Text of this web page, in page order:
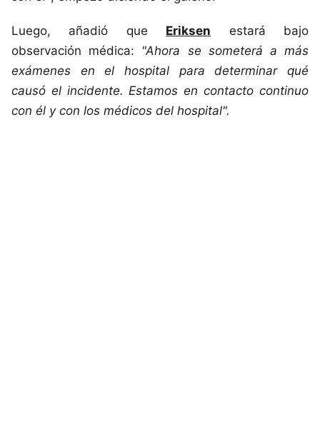
Luego, añadió que Eriksen estará bajo
observación médica: "Ahora se someterá a más
exámenes en el hospital para determinar qué
causó el incidente. Estamos en contacto continuo
con él y con los médicos del hospital".